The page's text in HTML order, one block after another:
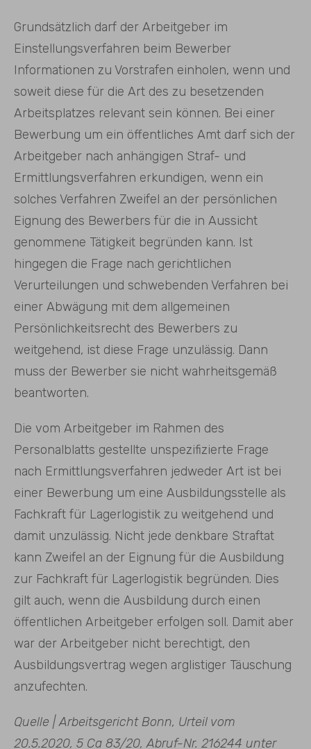
Grundsätzlich darf der Arbeitgeber im
Einstellungsverfahren beim Bewerber
Informationen zu Vorstrafen einholen, wenn und
soweit diese für die Art des zu besetzenden
Arbeitsplatzes relevant sein können. Bei einer
Bewerbung um ein öffentliches Amt darf sich der
Arbeitgeber nach anhängigen Straf- und
Ermittlungsverfahren erkundigen, wenn ein
solches Verfahren Zweifel an der persönlichen
Eignung des Bewerbers für die in Aussicht
genommene Tätigkeit begründen kann. Ist
hingegen die Frage nach gerichtlichen
Verurteilungen und schwebenden Verfahren bei
einer Abwägung mit dem allgemeinen
Persönlichkeitsrecht des Bewerbers zu
weitgehend, ist diese Frage unzulässig. Dann
muss der Bewerber sie nicht wahrheitsgemäß
beantworten.
Die vom Arbeitgeber im Rahmen des
Personalblatts gestellte unspezifizierte Frage
nach Ermittlungsverfahren jedweder Art ist bei
einer Bewerbung um eine Ausbildungsstelle als
Fachkraft für Lagerlogistik zu weitgehend und
damit unzulässig. Nicht jede denkbare Straftat
kann Zweifel an der Eignung für die Ausbildung
zur Fachkraft für Lagerlogistik begründen. Dies
gilt auch, wenn die Ausbildung durch einen
öffentlichen Arbeitgeber erfolgen soll. Damit aber
war der Arbeitgeber nicht berechtigt, den
Ausbildungsvertrag wegen arglistiger Täuschung
anzufechten.
Quelle | Arbeitsgericht Bonn, Urteil vom
20.5.2020, 5 Ca 83/20, Abruf-Nr. 216244 unter